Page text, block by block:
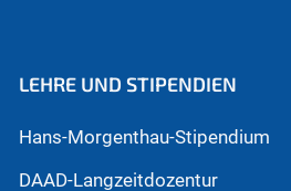
LEHRE UND STIPENDIEN
Hans-Morgenthau-Stipendium
DAAD-Langzeitdozentur